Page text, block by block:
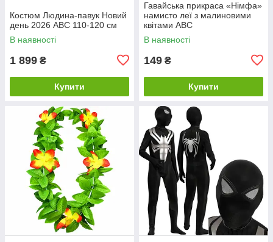
Костюм Людина-павук Новий
день 2026 ABC 110-120 см
В наявності
1 899 ₴
Купити
Гавайська прикраса «Німфа»
намисто леї з малиновими
квітами ABC
В наявності
149 ₴
Купити